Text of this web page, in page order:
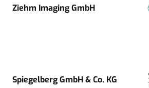
Ziehm Imaging GmbH
Spiegelberg GmbH & Co. KG